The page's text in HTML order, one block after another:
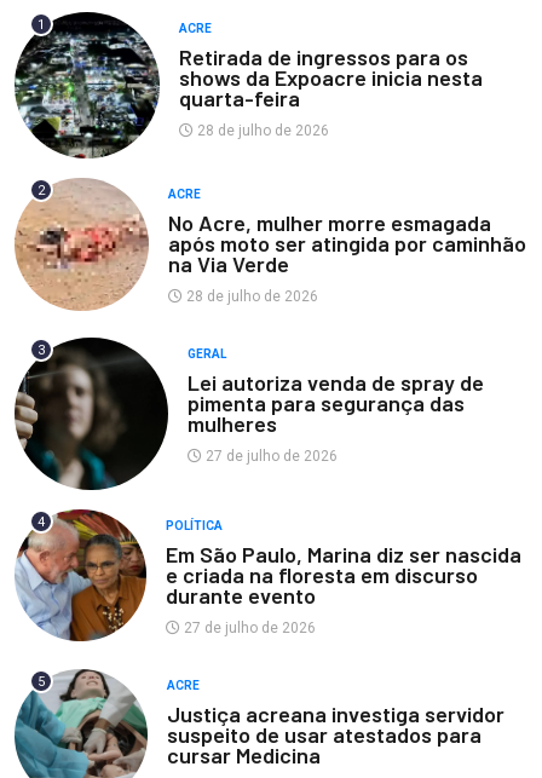
1 ACRE
Retirada de ingressos para os
shows da Expoacre inicia nesta
quarta-feira
28 de julho de 2026
2 ACRE
No Acre, mulher morre esmagada
após moto ser atingida por caminhão
na Via Verde
28 de julho de 2026
3 GERAL
Lei autoriza venda de spray de
pimenta para segurança das
mulheres
27 de julho de 2026
4 POLÍTICA
Em São Paulo, Marina diz ser nascida
e criada na floresta em discurso
durante evento
27 de julho de 2026
5 ACRE
Justiça acreana investiga servidor
suspeito de usar atestados para
cursar Medicina